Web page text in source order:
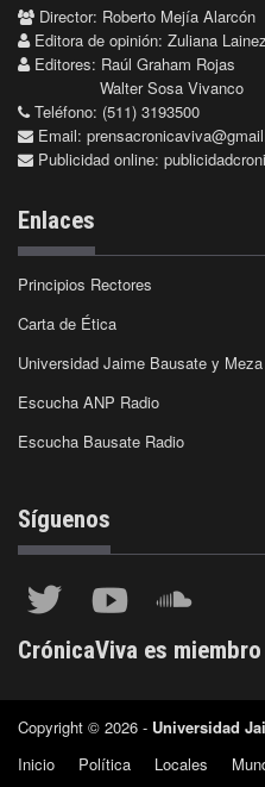
Director: Roberto Mejía Alarcón
Editora de opinión: Zuliana
Editores: Raúl Graham Rojas
Walter Sosa Vivanco
Teléfono: (511) 3193500
Email:
Publicidad online:
Enlaces
Principios Rectores
Carta de Ética
Universidad Jaime Bausate y Meza
Escucha ANP Radio
Escucha Bausate Radio
Síguenos
CrónicaViva es
Copyright © 2026 - Universidad
Inicio
Política Locales